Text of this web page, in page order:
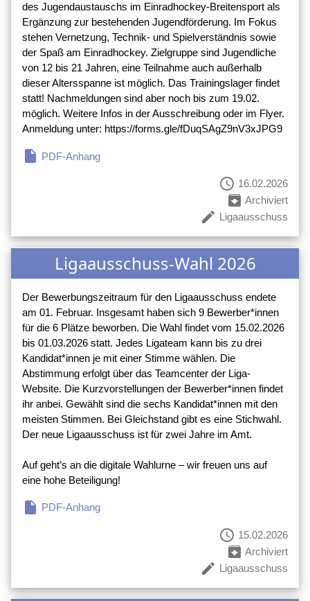
des Jugendaustauschs im Einradhockey-Breitensport als
Ergänzung zur bestehenden Jugendförderung. Im Fokus
stehen Vernetzung, Technik- und Spielverständnis sowie
der Spaß am Einradhockey. Zielgruppe sind Jugendliche
von 12 bis 21 Jahren, eine Teilnahme auch außerhalb
dieser Altersspanne ist möglich. Das Trainingslager findet
statt! Nachmeldungen sind aber noch bis zum 19.02.
möglich. Weitere Infos in der Ausschreibung oder im Flyer.
Anmeldung unter: https://forms.gle/fDuqSAgZ9nV3xJPG9
insert_drive_file PDF-Anhang
schedule 16.02.2026
archive Archiviert
create Ligaausschuss
Ligaausschuss-Wahl 2026
Der Bewerbungszeitraum für den Ligaausschuss endete
am 01. Februar. Insgesamt haben sich 9 Bewerber*innen
für die 6 Plätze beworben. Die Wahl findet vom 15.02.2026
bis 01.03.2026 statt. Jedes Ligateam kann bis zu drei
Kandidat*innen je mit einer Stimme wählen. Die
Abstimmung erfolgt über das Teamcenter der Liga-
Website. Die Kurzvorstellungen der Bewerber*innen findet
ihr anbei. Gewählt sind die sechs Kandidat*innen mit den
meisten Stimmen. Bei Gleichstand gibt es eine Stichwahl.
Der neue Ligaausschuss ist für zwei Jahre im Amt.
Auf geht’s an die digitale Wahlurne – wir freuen uns auf
eine hohe Beteiligung!
insert_drive_file PDF-Anhang
schedule 15.02.2026
archive Archiviert
create Ligaausschuss